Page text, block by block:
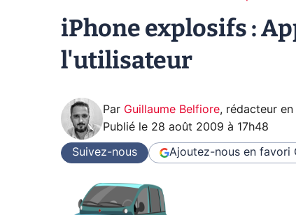
iPhone explosifs :
l'utilisateur
Par Guillaume Belfiore, rédacteur
Publié le 28 août 2009 à 17h48
Suivez-nous Ajoutez-nous en favori